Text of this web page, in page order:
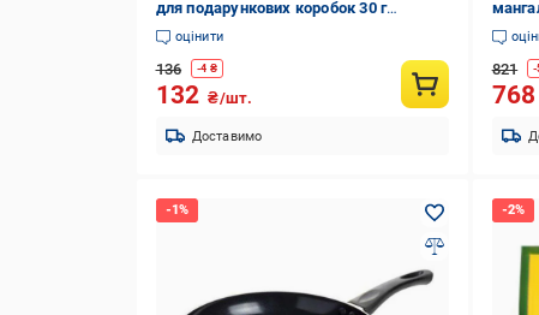
для подарункових коробок 30 г
(22091887)
оцінити
136 -4 ₴
132 ₴/шт.
Доставимо
821 -
768